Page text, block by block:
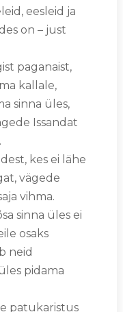
eesleid ja
on – just
paganaist,
kallale,
sinna üles,
Issandat
kes ei lähe
vägede
vihma.
sinna üles ei
osaks
neid
pidama
patukaristus